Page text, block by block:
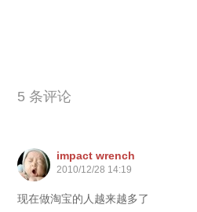
5 条评论
impact wrench
2010/12/28 14:19
现在做淘宝的人越来越多了